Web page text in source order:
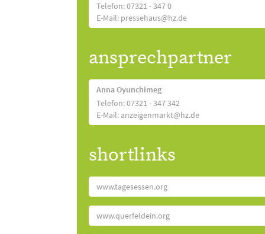
Telefon: 07321 - 347 0
E-Mail: pressehaus@hz.de
ansprechpartner
Anna Oyunchimeg
Telefon: 07321 - 347 342
E-Mail: anzeigenmarkt@hz.de
shortlinks
www.tagesessen.org
www.querfeldein.org